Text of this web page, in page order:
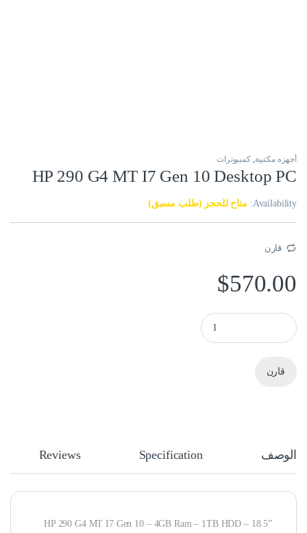
أجهزه مكتبية ,كمبيوترات
HP 290 G4 MT I7 Gen 10 Desktop PC
Availability: متاح للحجز (طلب مسبق)
قارن
$570.00
HP 290 G4 MT I7 Gen 10 Desktop PC quantity
قارن
الوصف Specification
Reviews
HP 290 G4 MT I7 Gen 10 – 4GB Ram – 1TB HDD – 18.5”